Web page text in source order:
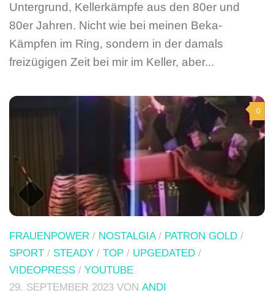
Untergrund, Kellerkämpfe aus den 80er und
80er Jahren. Nicht wie bei meinen Beka-
Kämpfen im Ring, sondern in der damals
freizügigen Zeit bei mir im Keller, aber...
0
FRAUENPOWER / NOSTALGIA/ PATRON GOLD /
SPORT / STEADY / TOP / UPGEDATED /
VIDEOPRESS / YOUTUBE
29. SEPTEMBER 2023 VON ANDI